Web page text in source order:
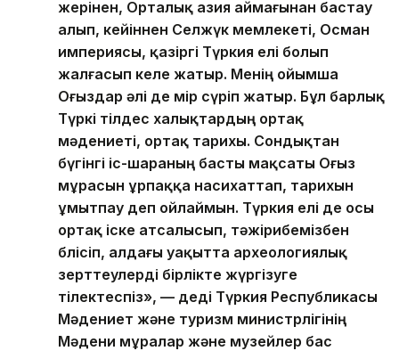
жерінен, Орталық азия аймағынан бастау
алып, кейіннен Селжүк мемлекеті, Осман
империясы, қазіргі Түркия елі болып
жалғасып келе жатыр. Менің ойымша
Оғыздар әлі де өмір сүріп жатыр. Бұл барлық
Түркі тілдес халықтардың ортақ
мәдениеті, ортақ тарихы. Сондықтан
бүгінгі іс-шараның басты мақсаты Оғыз
мұрасын ұрпаққа насихаттап, тарихын
ұмытпау деп ойлаймын. Түркия елі де осы
ортақ іске атсалысып, тәжірибемізбен
бөлісіп, алдағы уақытта археологиялық
зерттеулерді бірлікте жүргізуге
тілектеспіз», — деді Түркия Республикасы
Мәдениет және туризм министрлігінің
Мәдени мұралар және музейлер бас